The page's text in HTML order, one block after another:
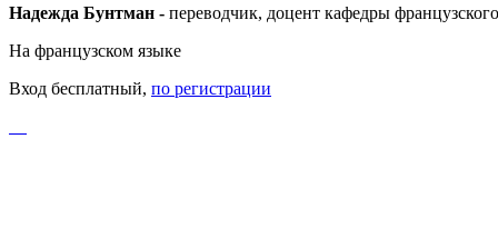
Надежда Бунтман - переводчик, доцент кафедры
На французском языке
Вход бесплатный, по регистрации